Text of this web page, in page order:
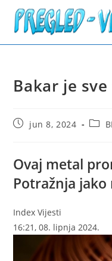
content
Bakar je
Postjun 8, 2024
Post
Ovaj metal
Potražnja jako
Index Vijesti
16:21, 08. lipnja 2024.